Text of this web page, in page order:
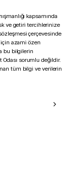
kapsamında
ve getiri tercihlerinize
çerçevesinde
azami özen
bu bilgilerin
Odası sorumlu değildir.
tüm bilgi ve verilerin